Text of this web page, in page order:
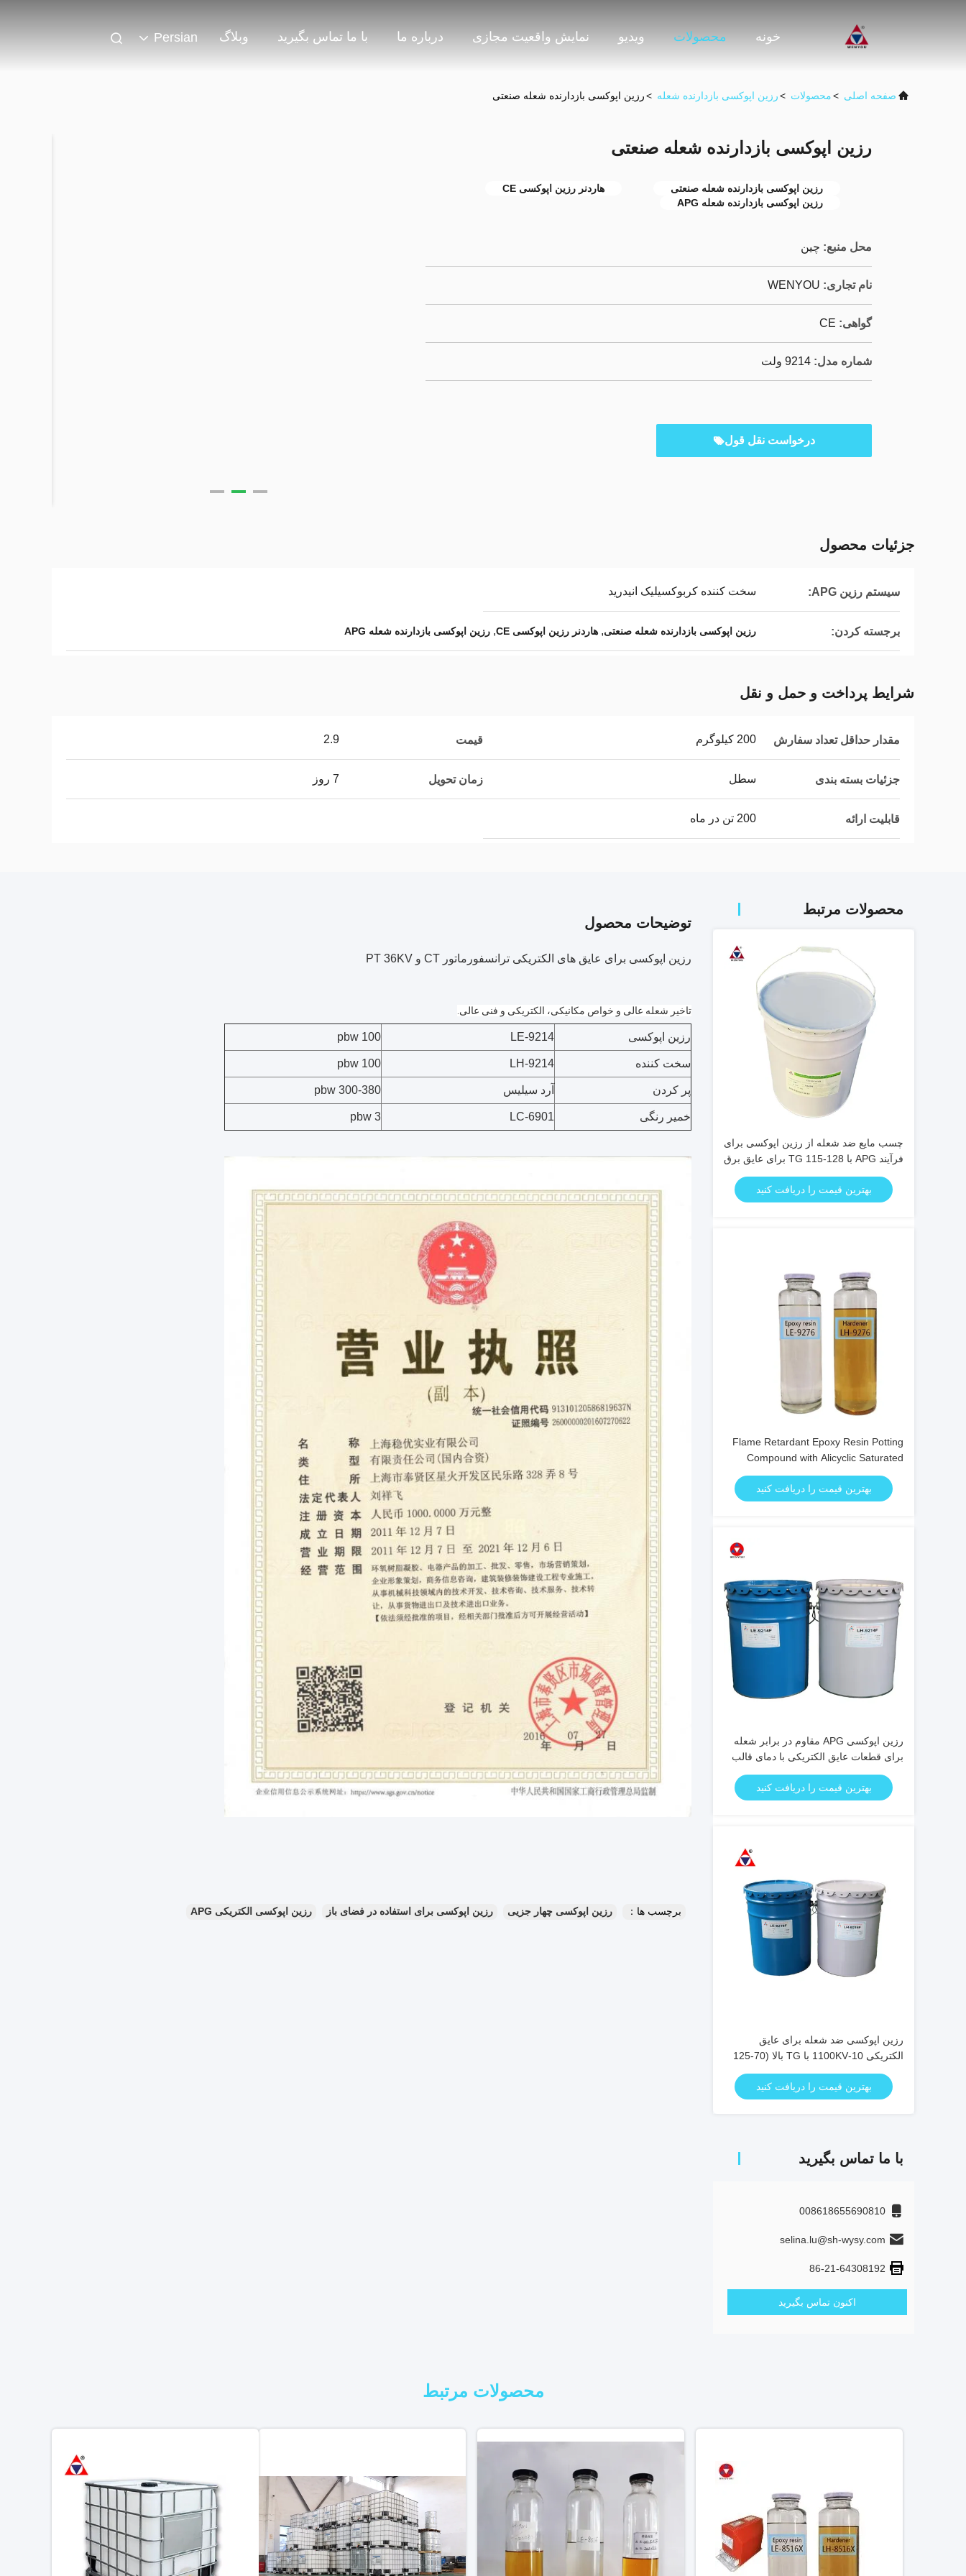
خونه محصولات ویدیو نمایش واقعیت مجازی درباره ما با ما تماس بگیرید وبلاگ Persian
صفحه اصلی >محصولات >رزین اپوکسی بازدارنده شعله >رزین اپوکسی بازدارنده شعله صنعتی
رزین اپوکسی بازدارنده شعله صنعتی
رزین اپوکسی بازدارنده شعله صنعتی
هاردنر رزین اپوکسی CE
رزین اپوکسی بازدارنده شعله APG
محل منبع: چین
نام تجاری: WENYOU
گواهی: CE
شماره مدل: 9214 ولت
درخواست نقل قول
جزئیات محصول
سیستم رزین APG: سخت کننده کربوکسیلیک انیدرید
برجسته کردن: رزین اپوکسی بازدارنده شعله صنعتی, هاردنر رزین اپوکسی CE , رزین اپوکسی بازدارنده شعله APG
شرایط پرداخت و حمل و نقل
مقدار حداقل تعداد سفارش 200 کیلوگرم قیمت 2.9
جزئیات بسته بندی سطل زمان تحویل 7 روز
قابلیت ارائه 200 تن در ماه
محصولات مرتبط
چسب مایع ضد شعله از رزین اپوکسی برای
فرآیند APG با TG 115-128 برای عایق برق
بهترین قیمت را دریافت کنید
Flame Retardant Epoxy Resin Potting
Compound with Alicyclic Saturated
Structure Light Yellow Color and
Excellent Environmental Performance
بهترین قیمت را دریافت کنید
رزین اپوکسی APG مقاوم در برابر شعله
برای قطعات عایق الکتریکی با دمای قالب
130-150 درجه سانتیگراد و زمان ژل شدن
10-30 دقیقه
بهترین قیمت را دریافت کنید
رزین اپوکسی ضد شعله برای عایق
الکتریکی 10-1100KV با TG بالا (70-125
بهترین قیمت را دریافت کنید
با ما تماس بگیرید
008618655690810
selina.lu@sh-wysy.com
86-21-64308192
اکنون تماس بگیرید
توضیحات محصول
رزین اپوکسی برای عایق های الکتریکی ترانسفورماتور CT و PT 36KV
تاخیر شعله عالی و خواص مکانیکی، الکتریکی و فنی عالی.
رزین اپوکسی LE-9214
100 pbw
سخت کننده LH-9214
100 pbw
پر كردن آرد سیلیس 300-380 pbw
خمیر رنگی LC-6901
3 pbw
برچسب ها： رزین اپوکسی چهار جزیی رزین اپوکسی برای استفاده در فضای باز رزین اپوکسی الکتریکی APG
محصولات مرتبط